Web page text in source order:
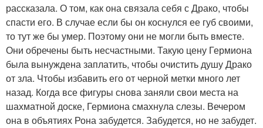
рассказала. О том, как она связала себя с Драко, чтобы
спасти его. В случае если бы он коснулся ее губ своими,
то тут же бы умер. Поэтому они не могли быть вместе.
Они обречены быть несчастными. Такую цену Гермиона
была вынуждена заплатить, чтобы очистить душу Драко
от зла. Чтобы избавить его от черной метки много лет
назад. Когда все фигуры снова заняли свои места на
шахматной доске, Гермиона смахнула слезы. Вечером
она в объятиях Рона забудется. Забудется, но не забудет.